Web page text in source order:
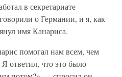
в секретариате
о Германии, и я, как
имя Канариса.
помогал нам всем, чем
ответил, что это было